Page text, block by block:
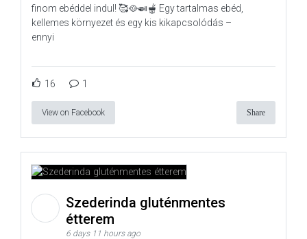
finom ebéddel indul! 🥰🥘🍛🫕 Egy tartalmas ebéd,
kellemes környezet és egy kis kikapcsolódás –
ennyi
16 1
View on Facebook Share
Szederinda gluténmentes
étterem
6 days 11 hours ago